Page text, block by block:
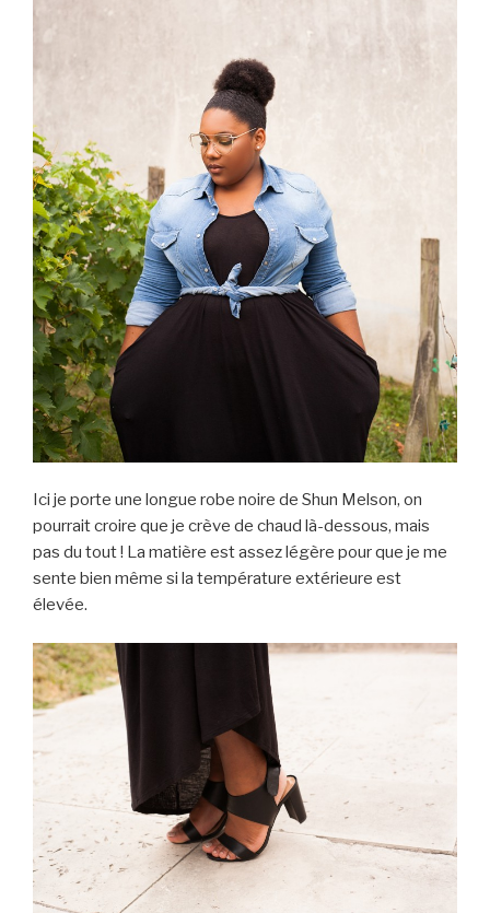
Ici je porte une longue robe noire de Shun Melson, on
pourrait croire que je crève de chaud là-dessous, mais
pas du tout ! La matière est assez légère pour que je me
sente bien même si la température extérieure est
élevée.